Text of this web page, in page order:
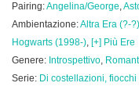
Pairing:Angelina/George,
Ambientazione:Altra Era (?-?)
Hogwarts (1998-), [+] Più Ere
Genere: Introspettivo,
Serie: Di costellazioni,